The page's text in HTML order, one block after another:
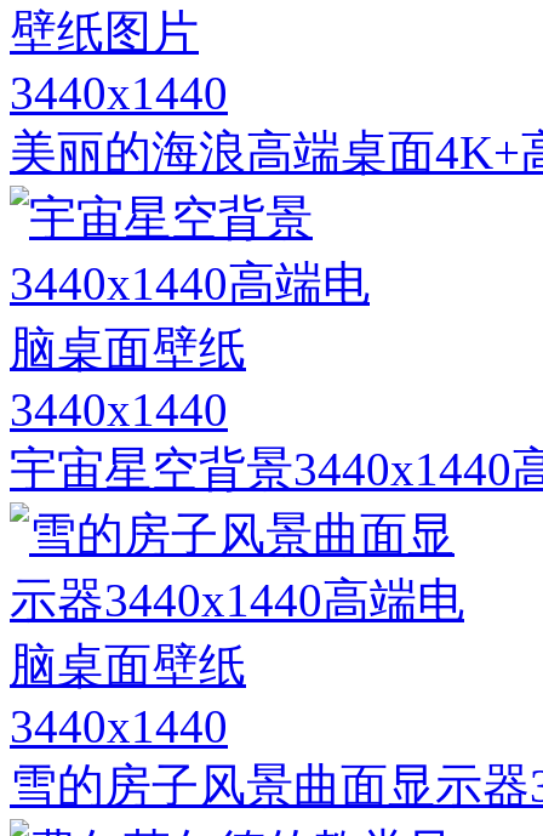
3440x1440
美丽的海浪高端桌面4K+
3440x1440
宇宙星空背景3440x1440
3440x1440
雪的房子风景曲面显示